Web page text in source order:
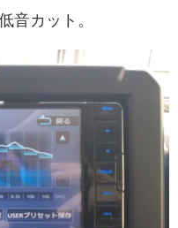
音カット。